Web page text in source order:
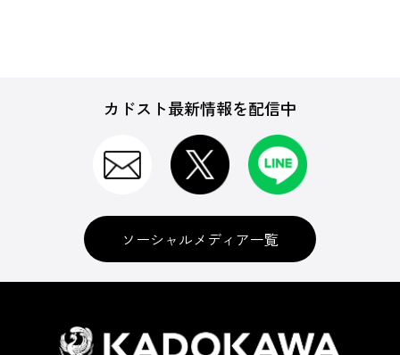
カドスト最新情報を配信中
ソーシャルメディア一覧